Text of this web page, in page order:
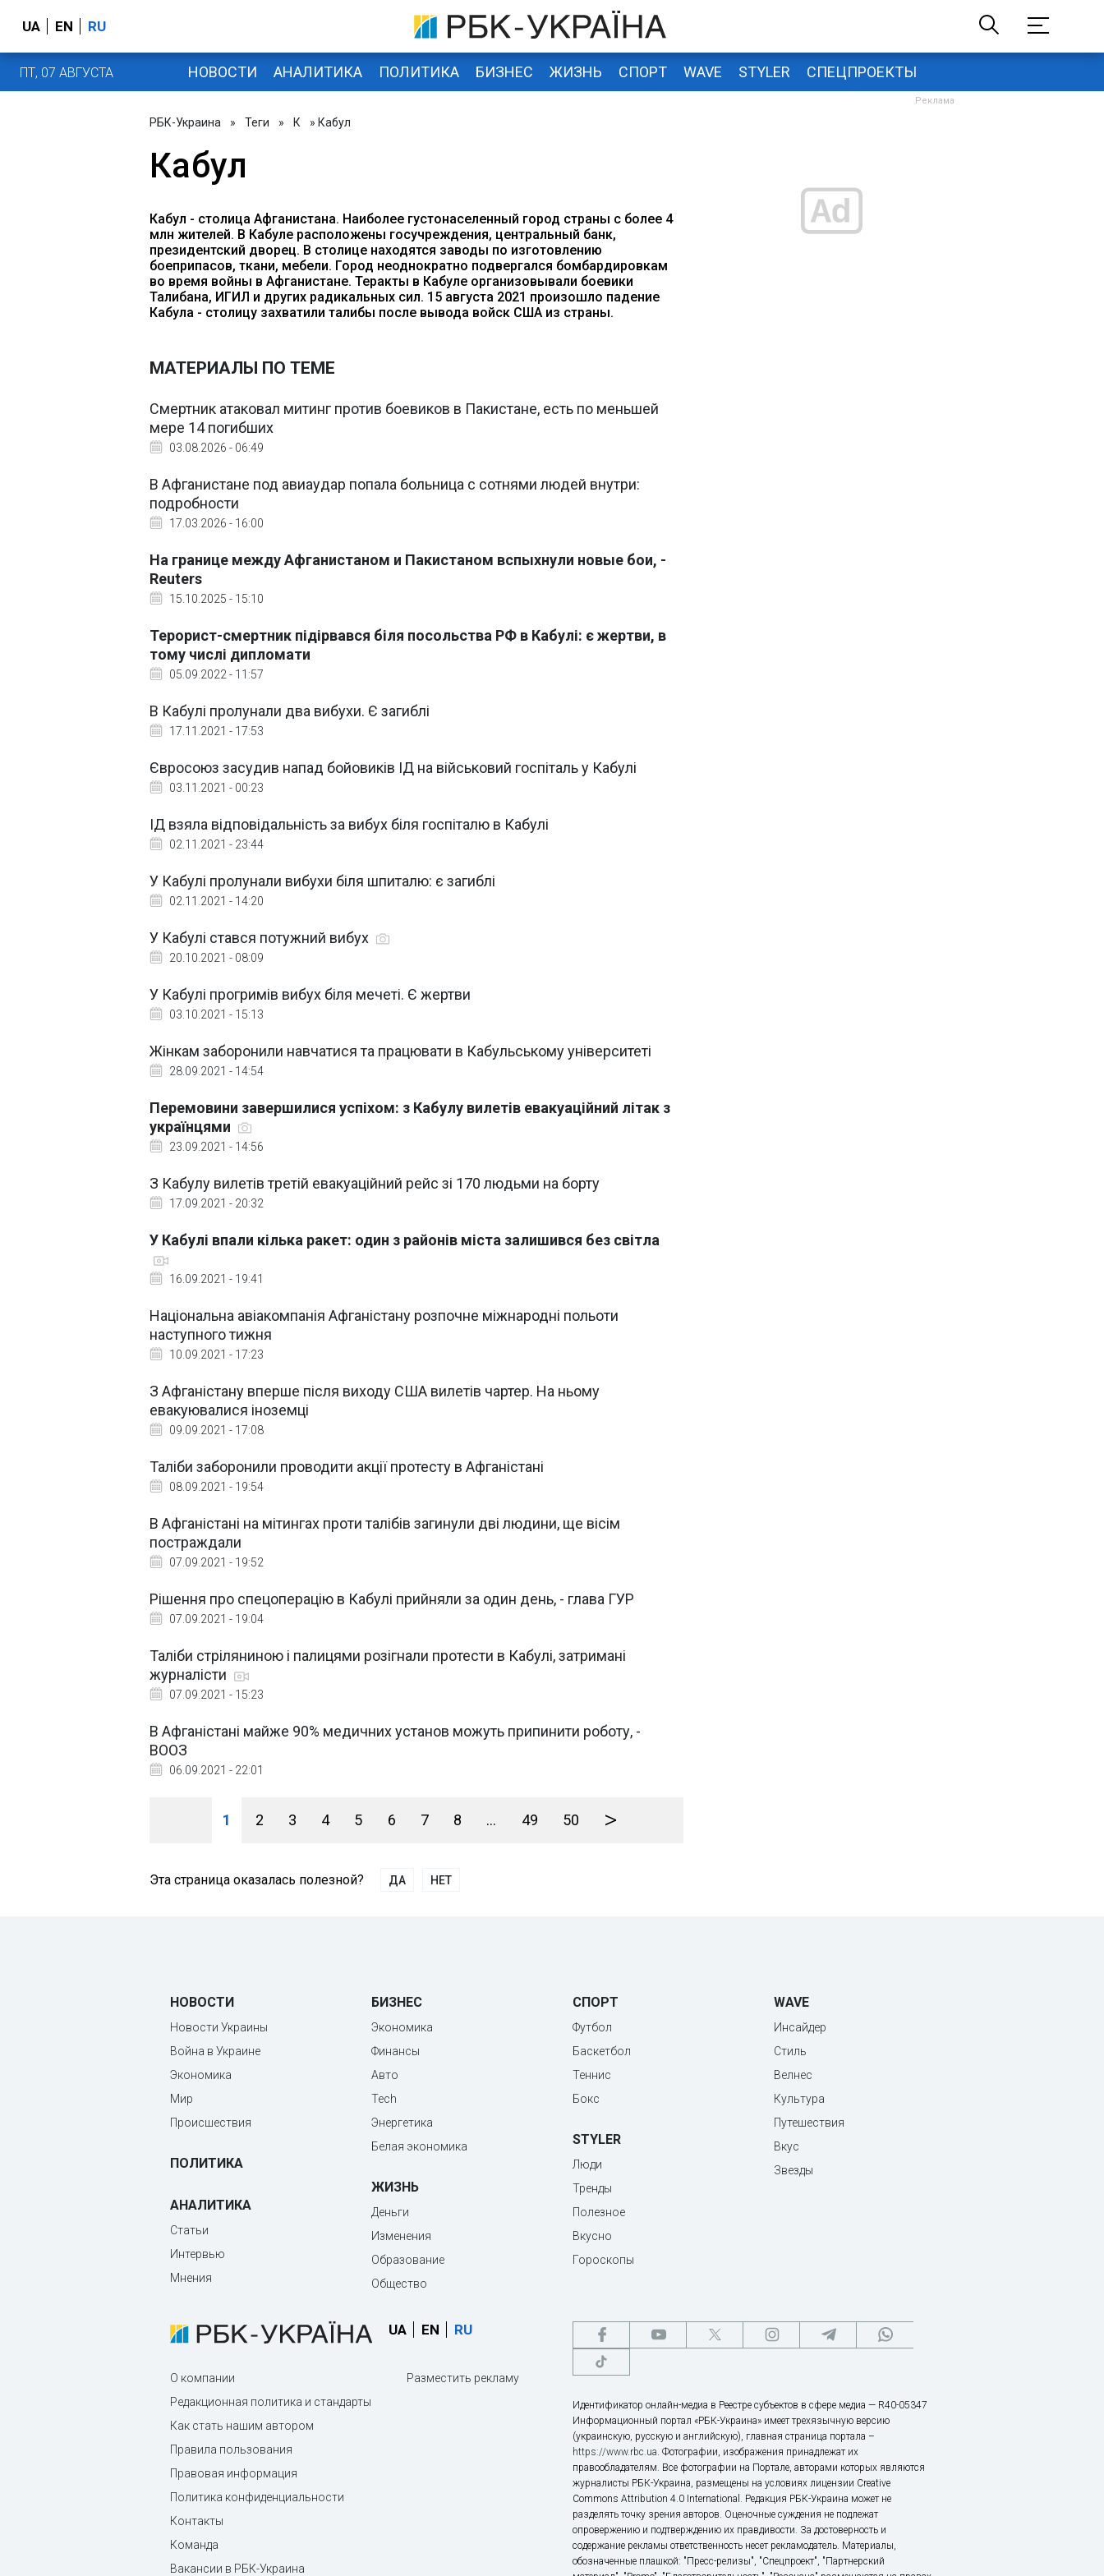
UA EN RU
ПТ, 07 АВГУСТА НОВОСТИ АНАЛИТИКА ПОЛИТИКА БИЗНЕС ЖИЗНЬ СПОРТ WAVE STYLER СПЕЦПРОЕКТЫ
РБК-Украина » Теги » К » Кабул
Кабул
Кабул - столица Афганистана. Наиболее густонаселенный город страны с более 4
млн жителей. В Кабуле расположены госучреждения, центральный банк,
президентский дворец. В столице находятся заводы по изготовлению
боеприпасов, ткани, мебели. Город неоднократно подвергался бомбардировкам
во время войны в Афганистане. Теракты в Кабуле организовывали боевики
Талибана, ИГИЛ и других радикальных сил. 15 августа 2021 произошло падение
Кабула - столицу захватили талибы после вывода войск США из страны.
МАТЕРИАЛЫ ПО ТЕМЕ
Смертник атаковал митинг против боевиков в Пакистане, есть по меньшей
мере 14 погибших
03.08.2026 - 06:49
В Афганистане под авиаудар попала больница с сотнями людей внутри:
подробности
17.03.2026 - 16:00
На границе между Афганистаном и Пакистаном вспыхнули новые бои, -
Reuters
15.10.2025 - 15:10
Терорист-смертник підірвався біля посольства РФ в Кабулі: є жертви, в
тому числі дипломати
05.09.2022 - 11:57
В Кабулі пролунали два вибухи. Є загиблі
17.11.2021 - 17:53
Євросоюз засудив напад бойовиків ІД на військовий госпіталь у Кабулі
03.11.2021 - 00:23
ІД взяла відповідальність за вибух біля госпіталю в Кабулі
02.11.2021 - 23:44
У Кабулі пролунали вибухи біля шпиталю: є загиблі
02.11.2021 - 14:20
У Кабулі стався потужний вибух
20.10.2021 - 08:09
У Кабулі прогримів вибух біля мечеті. Є жертви
03.10.2021 - 15:13
Жінкам заборонили навчатися та працювати в Кабульському університеті
28.09.2021 - 14:54
Перемовини завершилися успіхом: з Кабулу вилетів евакуаційний літак з
українцями
23.09.2021 - 14:56
З Кабулу вилетів третій евакуаційний рейс зі 170 людьми на борту
17.09.2021 - 20:32
У Кабулі впали кілька ракет: один з районів міста залишився без світла
16.09.2021 - 19:41
Національна авіакомпанія Афганістану розпочне міжнародні польоти
наступного тижня
10.09.2021 - 17:23
З Афганістану вперше після виходу США вилетів чартер. На ньому
евакуювалися іноземці
09.09.2021 - 17:08
Таліби заборонили проводити акції протесту в Афганістані
08.09.2021 - 19:54
В Афганістані на мітингах проти талібів загинули дві людини, ще вісім
постраждали
07.09.2021 - 19:52
Рішення про спецоперацію в Кабулі прийняли за один день, - глава ГУР
07.09.2021 - 19:04
Таліби стріляниною і палицями розігнали протести в Кабулі, затримані
журналісти
07.09.2021 - 15:23
В Афганістані майже 90% медичних установ можуть припинити роботу, -
ВООЗ
06.09.2021 - 22:01
1 2 3 4 5 6 7 8 ... 49 50 >
Эта страница оказалась полезной? ДА НЕТ
НОВОСТИ
Новости Украины
Война в Украине
Экономика
Мир
Происшествия
ПОЛИТИКА
АНАЛИТИКА
Статьи
Интервью
Мнения
БИЗНЕС
Экономика
Финансы
Авто
Tech
Энергетика
Белая экономика
ЖИЗНЬ
Деньги
Изменения
Образование
Общество
СПОРТ
Футбол
Баскетбол
Теннис
Бокс
STYLER
Люди
Тренды
Полезное
Вкусно
Гороскопы
WAVE
Инсайдер
Стиль
Велнес
Культура
Путешествия
Вкус
Звезды
UA EN RU
О компании
Редакционная политика и стандарты
Как стать нашим автором
Правила пользования
Правовая информация
Политика конфиденциальности
Контакты
Команда
Вакансии в РБК-Украина
Разместить рекламу
Идентификатор онлайн-медиа в Реестре субъектов в сфере медиа — R40-05347
Информационный портал «РБК-Украина» имеет трехязычную версию
(украинскую, русскую и английскую), главная страница портала –
https://www.rbc.ua. Фотографии, изображения принадлежат их
правообладателям. Все фотографии на Портале, авторами которых являются
журналисты РБК-Украина, размещены на условиях лицензии Creative
Commons Attribution 4.0 International. Редакция РБК-Украина может не
разделять точку зрения авторов. Оценочные суждения не подлежат
опровержению и подтверждению их правдивости. За достоверность и
содержание рекламы ответственность несет рекламодатель. Материалы,
обозначенные плашкой: "Пресс-релизы", "Спецпроект", "Партнерский